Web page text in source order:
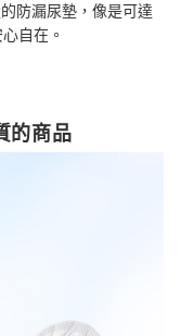
防漏尿墊，像是可達
自在。
的商品